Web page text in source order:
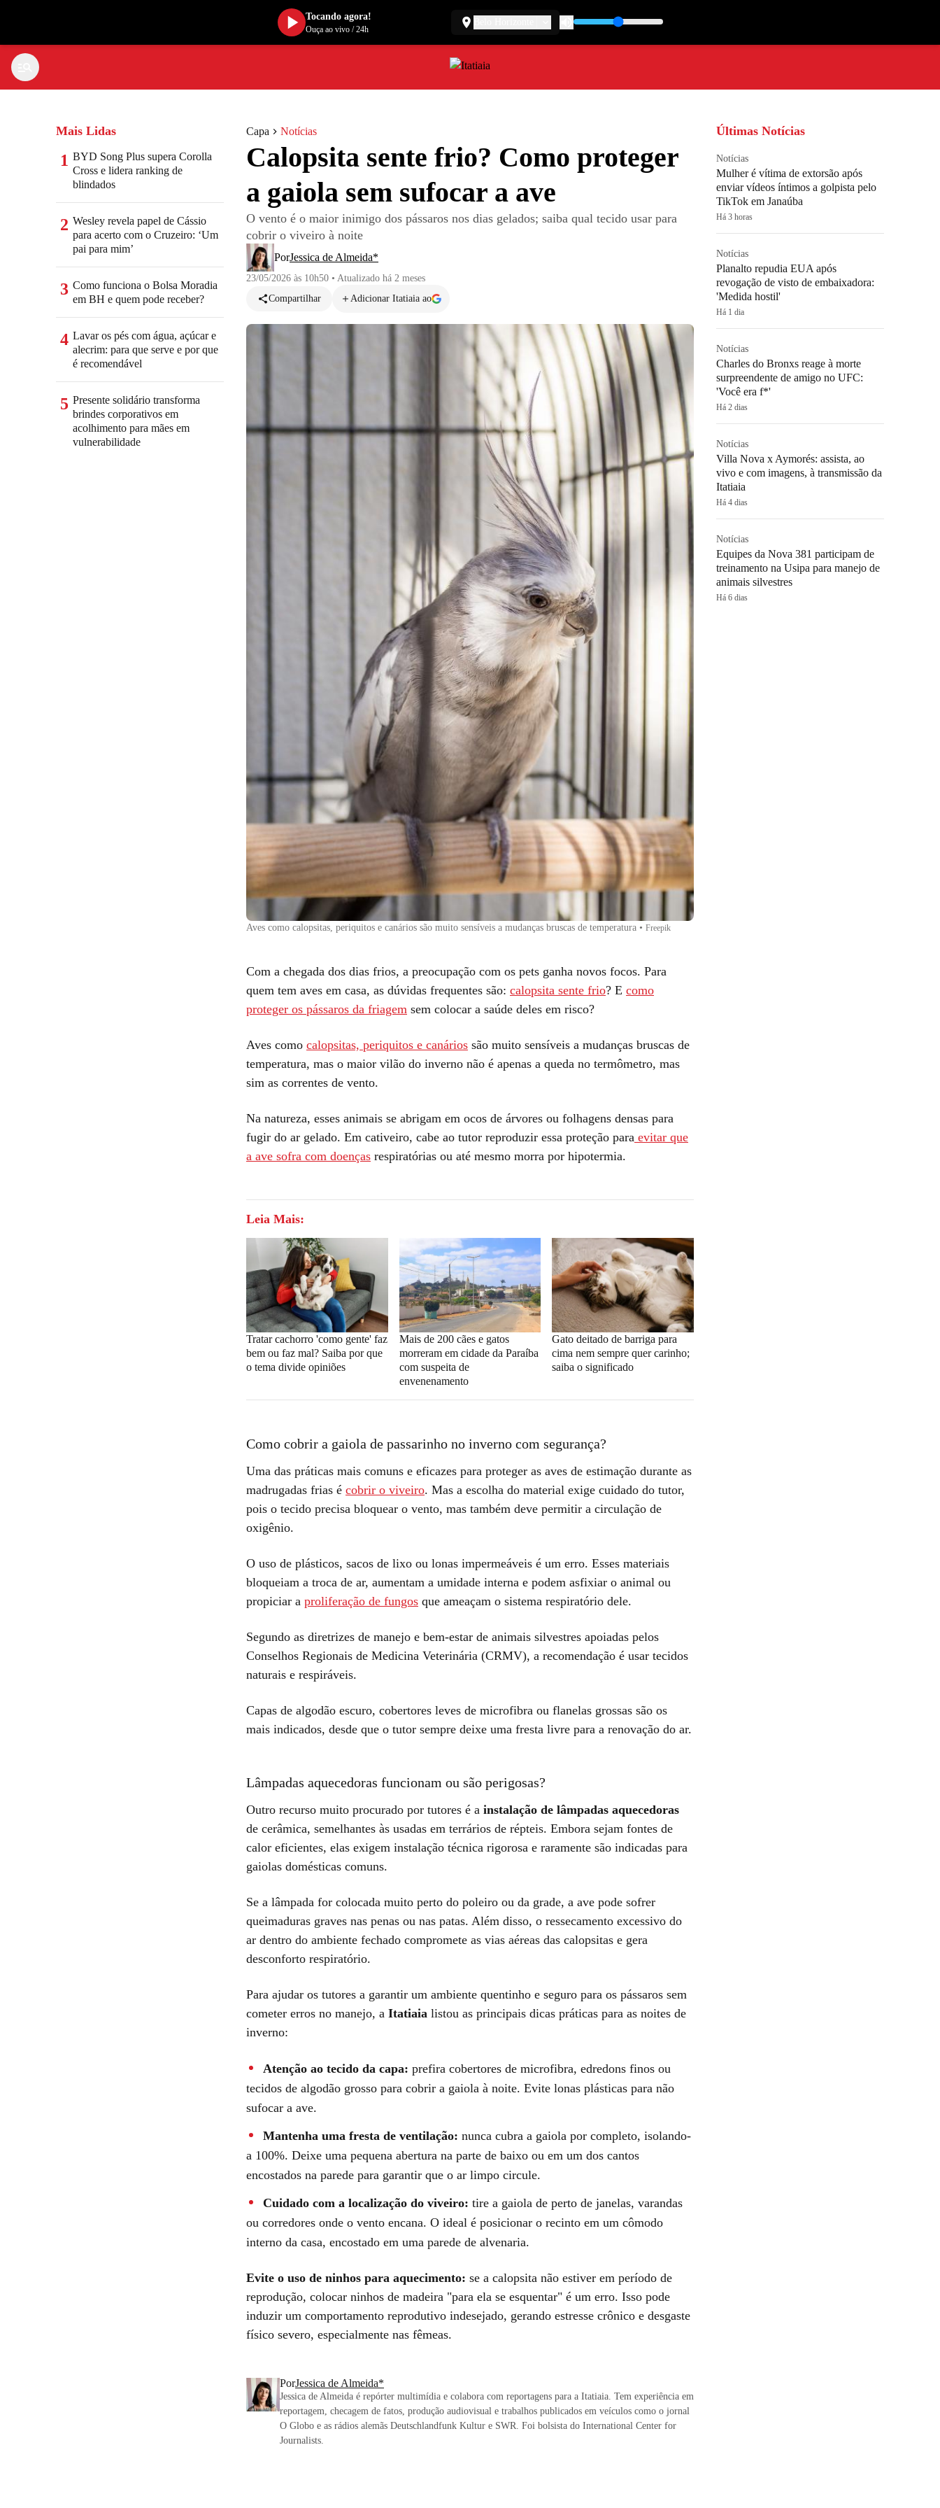
Capa Notícias
Calopsita sente frio? Como proteger
a gaiola sem sufocar a ave
O vento é o maior inimigo dos pássaros nos dias gelados; saiba qual tecido usar para
cobrir o viveiro à noite
PorJessica de Almeida*
23/05/2026 às 10h50 • Atualizado há 2 meses
Compartilhar
Adicionar Itatiaia ao
Aves como calopsitas, periquitos e canários são muito sensíveis a mudanças bruscas de temperatura • Freepik
Com a chegada dos dias frios, a preocupação com os pets ganha novos focos. Para
quem tem aves em casa, as dúvidas frequentes são: calopsita sente frio? E como
proteger os pássaros da friagem sem colocar a saúde deles em risco?
Aves como calopsitas, periquitos e canários são muito sensíveis a mudanças bruscas de
temperatura, mas o maior vilão do inverno não é apenas a queda no termômetro, mas
sim as correntes de vento.
Na natureza, esses animais se abrigam em ocos de árvores ou folhagens densas para
fugir do ar gelado. Em cativeiro, cabe ao tutor reproduzir essa proteção para evitar que
a ave sofra com doenças respiratórias ou até mesmo morra por hipotermia.
Leia Mais:
Tratar cachorro 'como gente' faz
bem ou faz mal? Saiba por que
o tema divide opiniões
Mais de 200 cães e gatos
morreram em cidade da Paraíba
com suspeita de
envenenamento
Gato deitado de barriga para
cima nem sempre quer carinho;
saiba o significado
Como cobrir a gaiola de passarinho no inverno com segurança?
Uma das práticas mais comuns e eficazes para proteger as aves de estimação durante as
madrugadas frias é cobrir o viveiro. Mas a escolha do material exige cuidado do tutor,
pois o tecido precisa bloquear o vento, mas também deve permitir a circulação de
oxigênio.
O uso de plásticos, sacos de lixo ou lonas impermeáveis é um erro. Esses materiais
bloqueiam a troca de ar, aumentam a umidade interna e podem asfixiar o animal ou
propiciar a proliferação de fungos que ameaçam o sistema respiratório dele.
Segundo as diretrizes de manejo e bem-estar de animais silvestres apoiadas pelos
Conselhos Regionais de Medicina Veterinária (CRMV), a recomendação é usar tecidos
naturais e respiráveis.
Capas de algodão escuro, cobertores leves de microfibra ou flanelas grossas são os
mais indicados, desde que o tutor sempre deixe uma fresta livre para a renovação do ar.
Lâmpadas aquecedoras funcionam ou são perigosas?
Outro recurso muito procurado por tutores é a instalação de lâmpadas aquecedoras
de cerâmica, semelhantes às usadas em terrários de répteis. Embora sejam fontes de
calor eficientes, elas exigem instalação técnica rigorosa e raramente são indicadas para
gaiolas domésticas comuns.
Se a lâmpada for colocada muito perto do poleiro ou da grade, a ave pode sofrer
queimaduras graves nas penas ou nas patas. Além disso, o ressecamento excessivo do
ar dentro do ambiente fechado compromete as vias aéreas das calopsitas e gera
desconforto respiratório.
Para ajudar os tutores a garantir um ambiente quentinho e seguro para os pássaros sem
cometer erros no manejo, a Itatiaia listou as principais dicas práticas para as noites de
inverno:
Atenção ao tecido da capa: prefira cobertores de microfibra, edredons finos ou
tecidos de algodão grosso para cobrir a gaiola à noite. Evite lonas plásticas para não
sufocar a ave.
Mantenha uma fresta de ventilação: nunca cubra a gaiola por completo, isolando-
a 100%. Deixe uma pequena abertura na parte de baixo ou em um dos cantos
encostados na parede para garantir que o ar limpo circule.
Cuidado com a localização do viveiro: tire a gaiola de perto de janelas, varandas
ou corredores onde o vento encana. O ideal é posicionar o recinto em um cômodo
interno da casa, encostado em uma parede de alvenaria.
Evite o uso de ninhos para aquecimento: se a calopsita não estiver em período de
reprodução, colocar ninhos de madeira "para ela se esquentar" é um erro. Isso pode
induzir um comportamento reprodutivo indesejado, gerando estresse crônico e desgaste
físico severo, especialmente nas fêmeas.
PorJessica de Almeida*
Jessica de Almeida é repórter multimídia e colabora com reportagens para a Itatiaia. Tem experiência em
reportagem, checagem de fatos, produção audiovisual e trabalhos publicados em veículos como o jornal
O Globo e as rádios alemãs Deutschlandfunk Kultur e SWR. Foi bolsista do International Center for
Journalists.
Mais Lidas
1 BYD Song Plus supera Corolla
Cross e lidera ranking de
blindados
2 Wesley revela papel de Cássio
para acerto com o Cruzeiro: ‘Um
pai para mim’
3 Como funciona o Bolsa Moradia
em BH e quem pode receber?
4 Lavar os pés com água, açúcar e
alecrim: para que serve e por que
é recomendável
5 Presente solidário transforma
brindes corporativos em
acolhimento para mães em
vulnerabilidade
Últimas Notícias
Notícias
Mulher é vítima de extorsão após
enviar vídeos íntimos a golpista pelo
TikTok em Janaúba
Há 3 horas
Notícias
Planalto repudia EUA após
revogação de visto de embaixadora:
'Medida hostil'
Há 1 dia
Notícias
Charles do Bronxs reage à morte
surpreendente de amigo no UFC:
'Você era f*'
Há 2 dias
Notícias
Villa Nova x Aymorés: assista, ao
vivo e com imagens, à transmissão da
Itatiaia
Há 4 dias
Notícias
Equipes da Nova 381 participam de
treinamento na Usipa para manejo de
animais silvestres
Há 6 dias
Tocando agora!
Ouça ao vivo/24h